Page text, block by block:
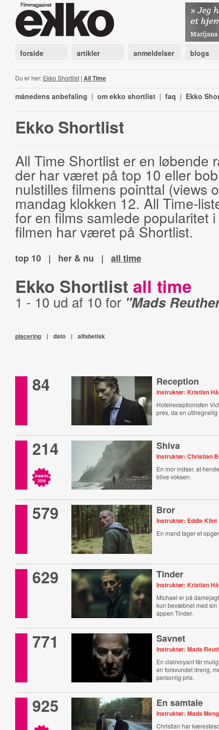
forside artikler anmeldelser blogs
Du er her: Ekko Shortlist| All Time
månedens anbefaling | om ekko shortlist | faq | Ekko
Ekko Shortlist
All Time Shortlist er en løbende
der har været på top 10 eller
nulstilles filmens pointtal (views
mandag klokken 12. All Time-
for en films samlede popularitet
filmen har været på Shortlist.
top 10 | her & nu | all time
Ekko Shortlist all time
1 - 10 ud af 10 for "Mads
placering | dato | alfabetisk
84 Reception
Instruktør: Kristian
Hotelreceptionisten
pres, da en
214
Awards
2016
Shiva
Instruktør: Christian
En mor indser, at
blive voksen.
579 Bror
Instruktør: Eddie Klint
En mand tager et
629 Tinder
Instruktør: Kristian
Michael er på
kun bevæbnet med sin
appen Tinder.
771 Savnet
Instruktør: Mads
En clairvoyant får
en forsvundet dreng,
personlig pris.
925 En samtale
Instruktør: Mads
Christian har